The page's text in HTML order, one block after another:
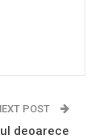
POST
deoarece